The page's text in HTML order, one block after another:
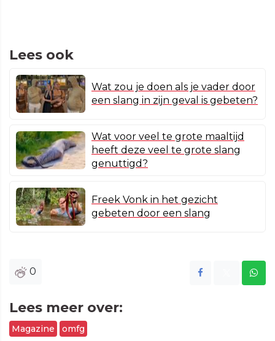
Lees ook
Wat zou je doen als je vader door
een slang in zijn geval is gebeten?
Wat voor veel te grote maaltijd
heeft deze veel te grote slang
genuttigd?
Freek Vonk in het gezicht
gebeten door een slang
0
Lees meer over:
Magazine omfg